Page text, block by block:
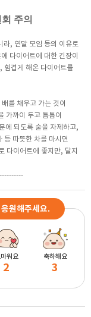
주의
라, 연말 모임 등의 이유로
다이어트에 대한 긴장이
힘겹게 해온 다이어트를
를 채우고 가는 것이
가까이 두고 틈틈이
에 되도록 술을 자제하고,
등 따뜻한 차를 마시면
다이어트에 좋지만, 달지
원해주세요.
워요
2
축하해요
3